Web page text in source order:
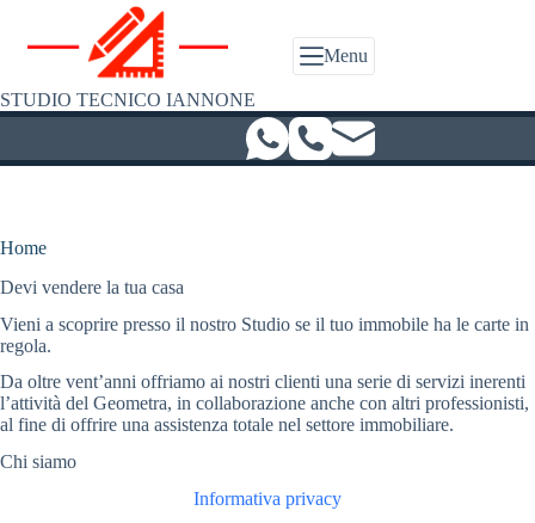
contenuto
STUDIO TECNICO IANNONE
Menu
Home
Devi vendere la tua casa
Vieni a scoprire presso il nostro Studio se il tuo immobile ha le carte in
regola.
Da oltre vent’anni offriamo ai nostri clienti una serie di servizi inerenti
l’attività del Geometra, in collaborazione anche con altri professionisti,
al fine di offrire una assistenza totale nel settore immobiliare.
Chi siamo
Informativa privacy